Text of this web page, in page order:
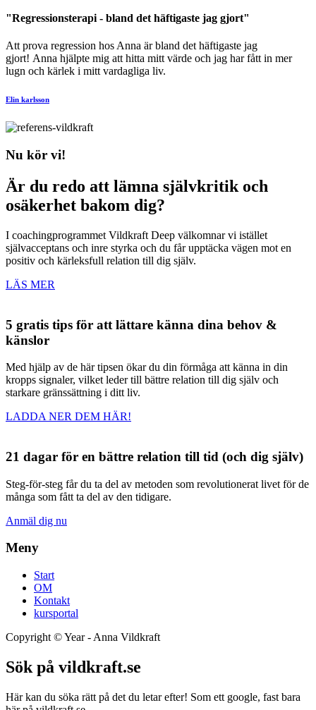
"Regressionsterapi - bland det häftigaste jag gjort"
Att prova regression hos Anna är bland det häftigaste jag
gjort! Anna hjälpte mig att hitta mitt värde och jag har fått in mer
lugn och kärlek i mitt vardagliga liv.
Elin karlsson
Nu kör vi!
Är du redo att lämna självkritik och
osäkerhet bakom dig?
I coachingprogrammet Vildkraft Deep välkomnar vi istället
självacceptans och inre styrka och du får upptäcka vägen mot en
positiv och kärleksfull relation till dig själv.
LÄS MER
5 gratis tips för att lättare känna dina behov &
känslor
Med hjälp av de här tipsen ökar du din förmåga att känna in din
kropps signaler, vilket leder till bättre relation till dig själv och
starkare gränssättning i ditt liv.
LADDA NER DEM HÄR!
21 dagar för en bättre relation till tid (och dig själv)
Steg-för-steg får du ta del av metoden som revolutionerat livet för de
många som fått ta del av den tidigare.
Anmäl dig nu
Meny
Start
OM
Kontakt
kursportal
Copyright ©Year- Anna Vildkraft
Sök på vildkraft.se
Här kan du söka rätt på det du letar efter! Som ett google, fast bara